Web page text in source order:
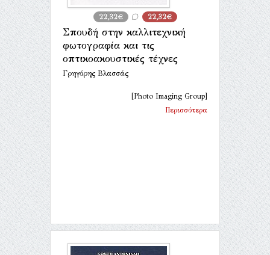
22,32€ 22,32€
Σπουδή στην καλλιτεχνική
φωτογραφία και τις
οπτικοακουστικές τέχνες
Γρηγόρης Βλασσάς
[Photo Imaging Group]
Περισσότερα